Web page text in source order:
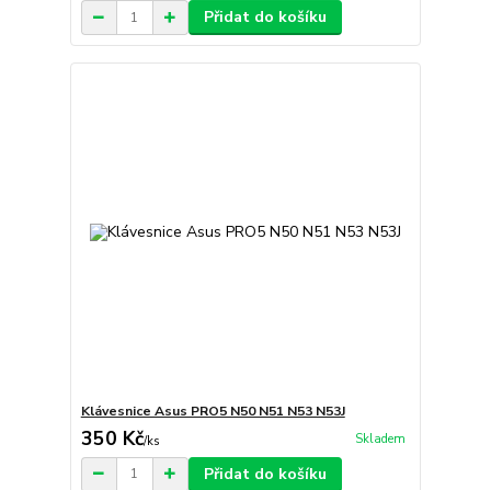
Přidat do košíku
Klávesnice Asus PRO5 N50 N51 N53 N53J
350 Kč/ks Skladem
Přidat do košíku